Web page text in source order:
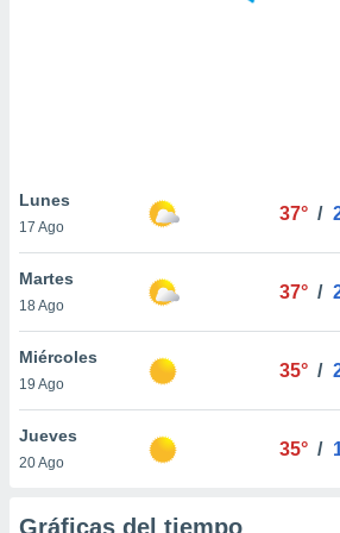
similares
como
sitio
de
traten tus
en
interés
su
Lunes
17 Ago
37° /
Martes
18 Ago
37° /
Miércoles
19 Ago
35° /
Jueves
20 Ago
35° /
Gráficas del tiempo